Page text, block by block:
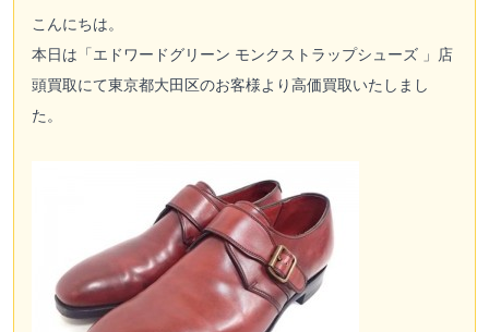
こんにちは。
本日は「エドワードグリーン モンクストラップシューズ 」店
頭買取にて東京都大田区のお客様より高価買取いたしまし
た。